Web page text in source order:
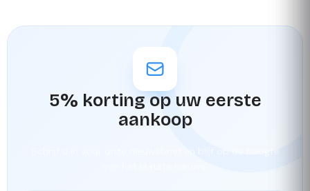
5% korting op uw eerste
aankoop